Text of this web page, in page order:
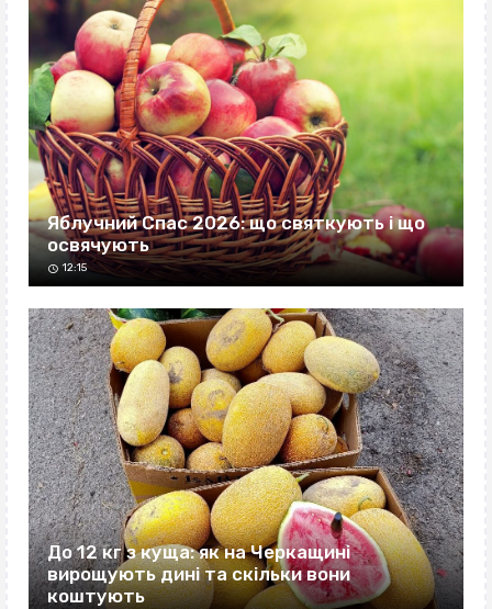
Яблучний Спас 2026: що святкують і що
освячують
12:15
До 12 кг з куща: як на Черкащині
вирощують дині та скільки вони
коштують